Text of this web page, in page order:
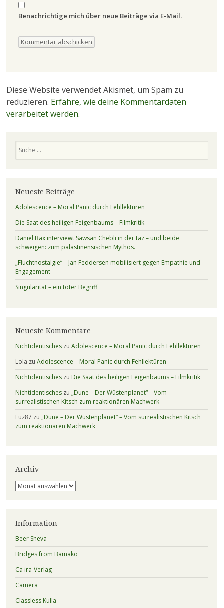
Benachrichtige mich über neue Beiträge via E-Mail.
Diese Website verwendet Akismet, um Spam zu
reduzieren. Erfahre, wie deine Kommentardaten
verarbeitet werden.
Neueste Beiträge
Adolescence – Moral Panic durch Fehllektüren
Die Saat des heiligen Feigenbaums – Filmkritik
Daniel Bax interviewt Sawsan Chebli in der taz – und beide
schweigen: zum palästinensischen Mythos.
„Fluchtnostalgie“ – Jan Feddersen mobilisiert gegen Empathie und
Engagement
Singularität – ein toter Begriff
Neueste Kommentare
Nichtidentischeszu Adolescence – Moral Panic durch Fehllektüren
Lola zu Adolescence – Moral Panic durch Fehllektüren
Nichtidentischeszu Die Saat des heiligen Feigenbaums – Filmkritik
Nichtidentischeszu „Dune – Der Wüstenplanet“ – Vom
surrealistischen Kitsch zum reaktionären Machwerk
Luz87 zu „Dune – Der Wüstenplanet“ – Vom surrealistischen Kitsch
zum reaktionären Machwerk
Archiv
Archiv
Information
Beer Sheva
Bridges from Bamako
Ca ira-Verlag
Camera
Classless Kulla